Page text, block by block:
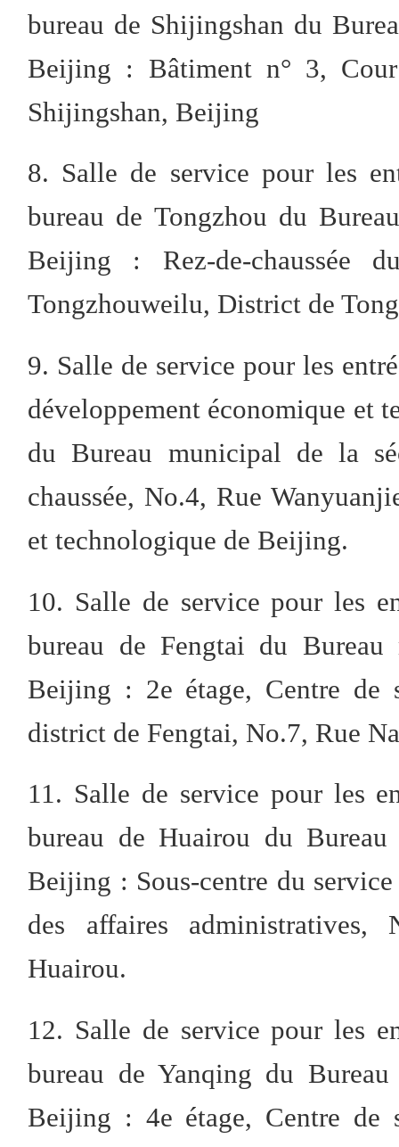
bureau de Shijingshan du
Beijing : Bâtiment n° 3,
Shijingshan, Beijing
8. Salle de service pour les
bureau de Tongzhou du
Beijing : Rez-de-
Tongzhouweilu, District de
9. Salle de service pour les
développement économique et
du Bureau municipal de la
chaussée, No.4, Rue
et technologique de Beijing.
10. Salle de service pour les
bureau de Fengtai du
Beijing : 2e étage, Centre de
district de Fengtai, No.7, Rue
11. Salle de service pour les
bureau de Huairou du
Beijing : Sous-centre du
des affaires
Huairou.
12. Salle de service pour les
bureau de Yanqing du
Beijing : 4e étage, Centre de